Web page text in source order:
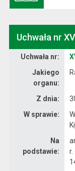
Uchwała nr
Uchwała nr:
Jakiego
organu:
Z dnia:
W sprawie:
Na
podstawie:
r.